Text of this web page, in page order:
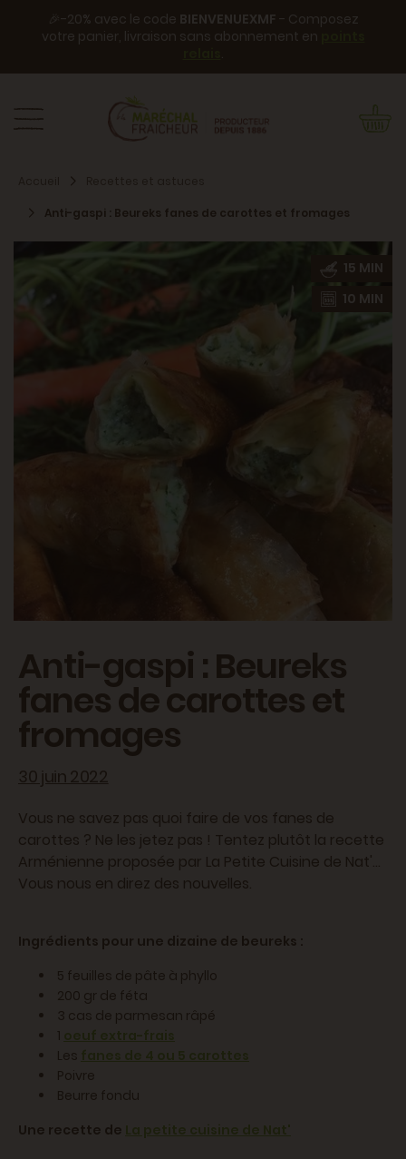
🎉-20% avec le code BIENVENUEXMF - Composez
votre panier, livraison sans abonnement en
.
Anti-gaspi : Beureks fanes de carottes et fromages
15 MIN
10 MIN
Anti-gaspi : Beureks
fanes de carottes et
fromages
30 juin 2022
Vous ne savez pas quoi faire de vos fanes de
carottes ? Ne les jetez pas ! Tentez plutôt la recette
Arménienne proposée par La Petite Cuisine de Nat'...
Vous nous en direz des nouvelles.
Ingrédients pour une dizaine de beureks :
5 feuilles de pâte à phyllo
200 gr de féta
3 cas de parmesan râpé
1 oeuf extra-frais
Les fanes de 4 ou 5 carottes
Poivre
Beurre fondu
Une recette de La petite cuisine de Nat'